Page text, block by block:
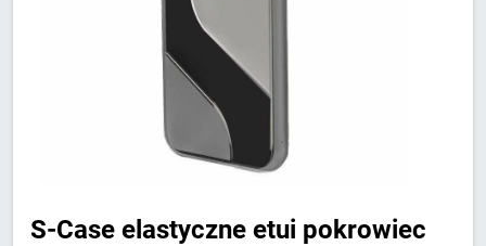
S-Case elastyczne etui pokrowiec